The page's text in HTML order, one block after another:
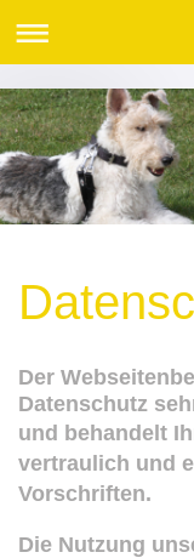
Der
Datenschutz
und behandelt
vertraulich und
Vorschriften.
Die Nutzung